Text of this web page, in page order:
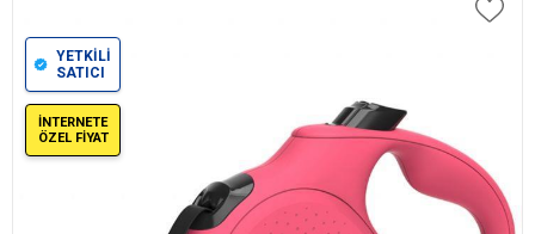
YETKİLİ
SATICI
İNTERNETE
ÖZEL FİYAT